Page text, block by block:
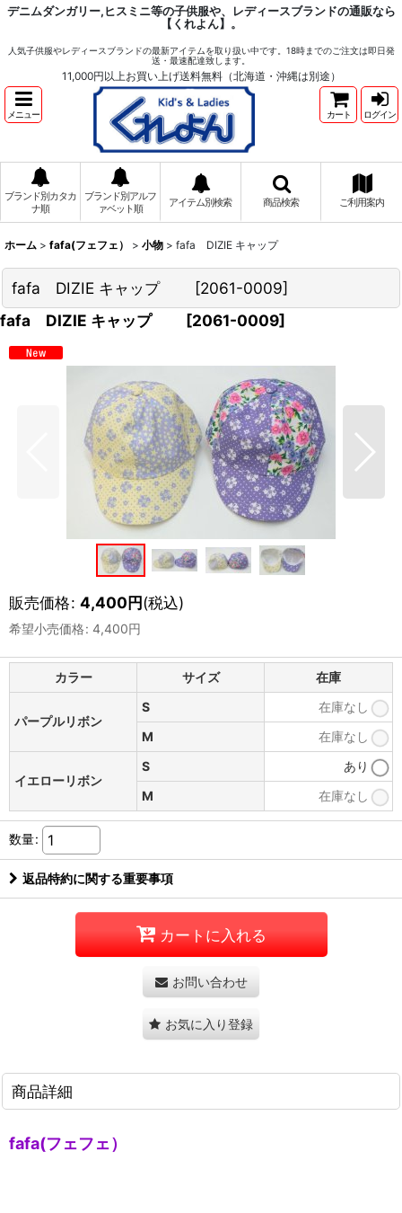
デニムダンガリー,ヒスミニ等の子供服や、レディースブランドの通販なら
【くれよん】。
人気子供服やレディースブランドの最新アイテムを取り扱い中です。18時までのご注文は即日発
送・最速配達致します。
11,000円以上お買い上げ送料無料（北海道・沖縄は別途）
メニュー カート ログイン
ブランド別カタカ
ナ順
ブランド別アルフ
ァベット順
アイテム別検索 商品検索 ご利用案内
ホーム > fafa(フェフェ） > 小物 > fafa DIZIE キャップ
fafa DIZIE キャップ [2061-0009]
fafa DIZIE キャップ
[2061-0009]
販売価格: 4,400円(税込)
希望小売価格: 4,400円
カラー サイズ 在庫
パープルリボン
S
在庫なし
M
在庫なし
イエローリボン
S
あり
M
在庫なし
数量:
返品特約に関する重要事項
カートに入れる
お問い合わせ
お気に入り登録
商品詳細
fafa(フェフェ）